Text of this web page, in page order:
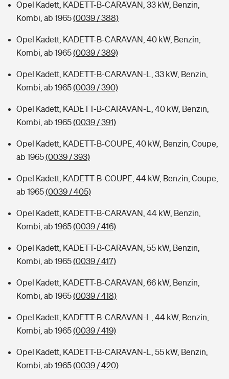
Opel Kadett, KADETT-B-CARAVAN, 33 kW, Benzin,
Kombi, ab 1965(0039 / 388)
Opel Kadett, KADETT-B-CARAVAN, 40 kW, Benzin,
Kombi, ab 1965(0039 / 389)
Opel Kadett, KADETT-B-CARAVAN-L, 33 kW, Benzin,
Kombi, ab 1965(0039 / 390)
Opel Kadett, KADETT-B-CARAVAN-L, 40 kW, Benzin,
Kombi, ab 1965(0039 / 391)
Opel Kadett, KADETT-B-COUPE, 40 kW, Benzin, Coupe,
ab 1965(0039 / 393)
Opel Kadett, KADETT-B-COUPE, 44 kW, Benzin, Coupe,
ab 1965(0039 / 405)
Opel Kadett, KADETT-B-CARAVAN, 44 kW, Benzin,
Kombi, ab 1965(0039 / 416)
Opel Kadett, KADETT-B-CARAVAN, 55 kW, Benzin,
Kombi, ab 1965(0039 / 417)
Opel Kadett, KADETT-B-CARAVAN, 66 kW, Benzin,
Kombi, ab 1965(0039 / 418)
Opel Kadett, KADETT-B-CARAVAN-L, 44 kW, Benzin,
Kombi, ab 1965(0039 / 419)
Opel Kadett, KADETT-B-CARAVAN-L, 55 kW, Benzin,
Kombi, ab 1965(0039 / 420)